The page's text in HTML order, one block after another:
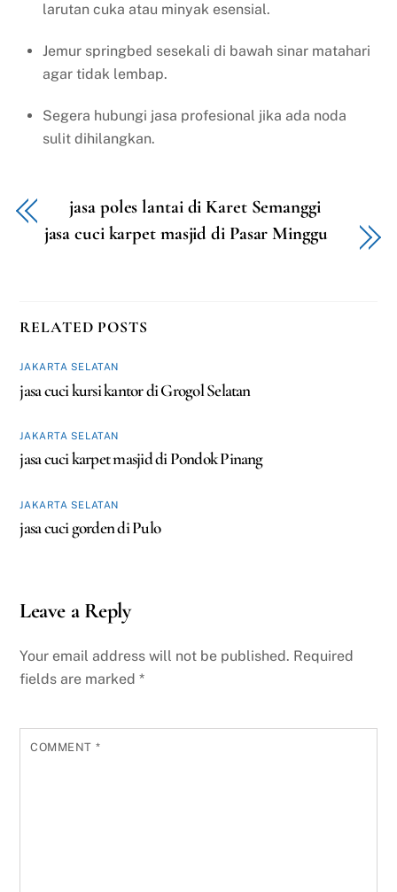
larutan cuka atau minyak esensial.
Jemur springbed sesekali di bawah sinar matahari
agar tidak lembap.
Segera hubungi jasa profesional jika ada noda
sulit dihilangkan.
jasa poles lantai di Karet Semanggi
jasa cuci karpet masjid di Pasar Minggu
RELATED POSTS
JAKARTA SELATAN
jasa cuci kursi kantor di Grogol Selatan
JAKARTA SELATAN
jasa cuci karpet masjid di Pondok Pinang
JAKARTA SELATAN
jasa cuci gorden di Pulo
Leave a Reply
Your email address will not be published. Required
fields are marked*
COMMENT *